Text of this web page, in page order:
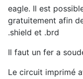
eagle. Il est
gratuitement afin
.shield et .brd
Il faut un fer a
Le circuit imprimé